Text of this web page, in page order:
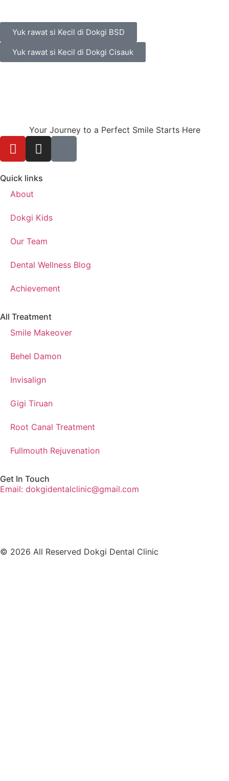
Yuk rawat si Kecil di Dokgi BSD
Yuk rawat si Kecil di Dokgi Cisauk
Your Journey to a Perfect Smile Starts Here
Quick links
About
Dokgi Kids
Our Team
Dental Wellness Blog
Achievement
All Treatment
Smile Makeover
Behel Damon
Invisalign
Gigi Tiruan
Root Canal Treatment
Fullmouth Rejuvenation
Get In Touch
Email: dokgidentalclinic@gmail.com
© 2026 All Reserved Dokgi Dental Clinic